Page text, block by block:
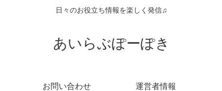
日々のお役立ち情報を楽しく発信♫
あいらぶぽーぽき
お問い合わせ 運営者情報